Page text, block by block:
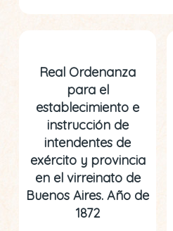
Real Ordenanza
para el
establecimiento e
instrucción de
intendentes de
exército y provincia
en el virreinato de
Buenos Aires. Año de
1872